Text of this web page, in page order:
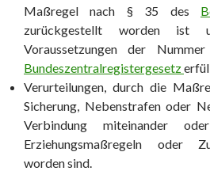
Maßregel nach § 35 des
zurückgestellt worden
Voraussetzungen der
Bundeszentralregistergesetz
Verurteilungen, durch die
Sicherung, Nebenstrafen oder
Verbindung miteinander
Erziehungsmaßregeln oder
worden sind.